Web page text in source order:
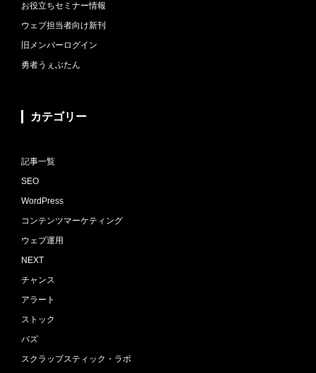
お役立ちセミナー情報
ウェブ担当者向け新刊
旧メンバーログイン
勇者うぇぶたん
カテゴリー
記事一覧
SEO
WordPress
コンテンツマーケティング
ウェブ運用
NEXT
チャンス
アラート
ストック
バズ
スクラップスティック・ラボ